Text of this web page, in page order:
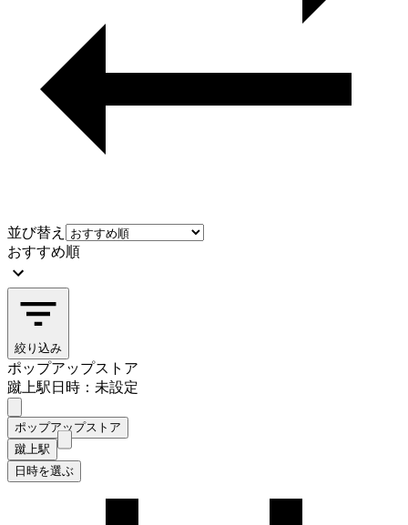
並び替え
おすすめ順
絞り込み
ポップアップストア
蹴上駅日時：未設定
ポップアップストア
蹴上駅
日時を選ぶ